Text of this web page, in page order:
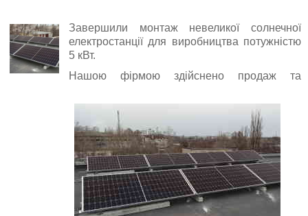
Завершили монтаж невеликої солнечної
електростанції для виробництва потужністю
5 кВт.
Нашою фірмою здійснено продаж та